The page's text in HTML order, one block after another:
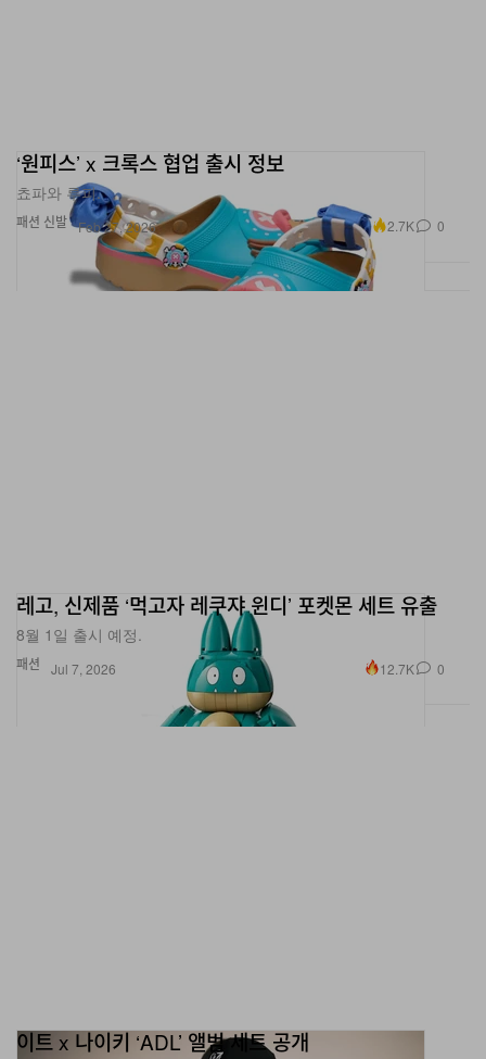
패션 신발
‘원피스’ x 크록스 협업 출시 정보
쵸파와 루피.
Feb 27, 2026 2.7K 0
패션
레고, 신제품 ‘먹고자 레쿠쟈 윈디’ 포켓몬 세트 유출
8월 1일 출시 예정.
Jul 7, 2026 12.7K 0
이트 x 나이키 ‘ADL’ 앨범 세트 공개